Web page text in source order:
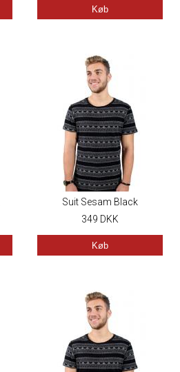
Køb
Suit Sesam Black
349 DKK
Køb